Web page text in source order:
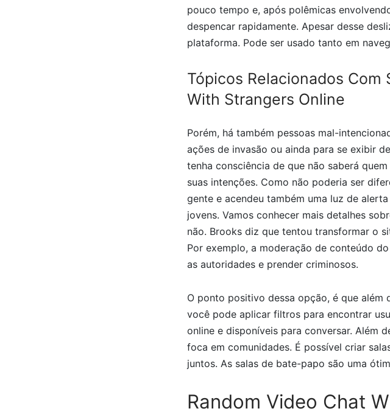
pouco tempo e, após polêmicas
despencar rapidamente. Apesar desse
plataforma. Pode ser usado tanto em
Tópicos Relacionados Com
With Strangers Online
Porém, há também pessoas mal-
ações de invasão ou ainda para se exibir
tenha consciência de que não saberá
suas intenções. Como não poderia ser
gente e acendeu também uma luz de
jovens. Vamos conhecer mais detalhes
não. Brooks diz que tentou transformar o
Por exemplo, a moderação de conteúdo
as autoridades e prender criminosos.
O ponto positivo dessa opção, é que além
você pode aplicar filtros para encontrar
online e disponíveis para conversar. Além
foca em comunidades. É possível criar
juntos. As salas de bate-papo são uma
Random Video Chat